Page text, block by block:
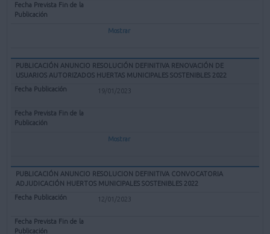
Mostrar
PUBLICACIÓN ANUNCIO RESOLUCIÓN DEFINITIVA RENOVACIÓN DE
USUARIOS AUTORIZADOS HUERTAS MUNICIPALES SOSTENIBLES 2022
19/01/2023
Mostrar
PUBLICACIÓN ANUNCIO RESOLUCION DEFINITIVA CONVOCATORIA
ADJUDICACIÓN HUERTOS MUNICIPALES SOSTENIBLES 2022
12/01/2023